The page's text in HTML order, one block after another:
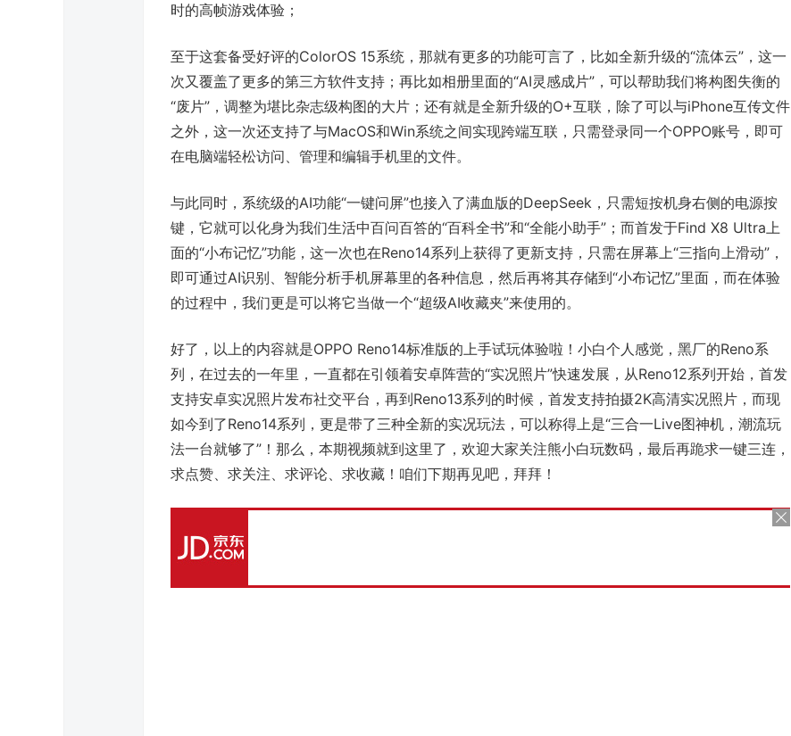
时的高帧游戏体验；
至于这套备受好评的ColorOS 15系统，那就有更多的功能可言了，比如全新升级的“流体云”，这一
次又覆盖了更多的第三方软件支持；再比如相册里面的“AI灵感成片”，可以帮助我们将构图失衡的
“废片”，调整为堪比杂志级构图的大片；还有就是全新升级的O+互联，除了可以与iPhone互传文件
之外，这一次还支持了与MacOS和Win系统之间实现跨端互联，只需登录同一个OPPO账号，即可
在电脑端轻松访问、管理和编辑手机里的文件。
与此同时，系统级的AI功能“一键问屏”也接入了满血版的DeepSeek，只需短按机身右侧的电源按
键，它就可以化身为我们生活中百问百答的“百科全书”和“全能小助手”；而首发于Find X8 Ultra上
面的“小布记忆”功能，这一次也在Reno14系列上获得了更新支持，只需在屏幕上“三指向上滑动”，
即可通过AI识别、智能分析手机屏幕里的各种信息，然后再将其存储到“小布记忆”里面，而在体验
的过程中，我们更是可以将它当做一个“超级AI收藏夹”来使用的。
好了，以上的内容就是OPPO Reno14标准版的上手试玩体验啦！小白个人感觉，黑厂的Reno系
列，在过去的一年里，一直都在引领着安卓阵营的“实况照片”快速发展，从Reno12系列开始，首发
支持安卓实况照片发布社交平台，再到Reno13系列的时候，首发支持拍摄2K高清实况照片，而现
如今到了Reno14系列，更是带了三种全新的实况玩法，可以称得上是“三合一Live图神机，潮流玩
法一台就够了”！那么，本期视频就到这里了，欢迎大家关注熊小白玩数码，最后再跪求一键三连，
求点赞、求关注、求评论、求收藏！咱们下期再见吧，拜拜！